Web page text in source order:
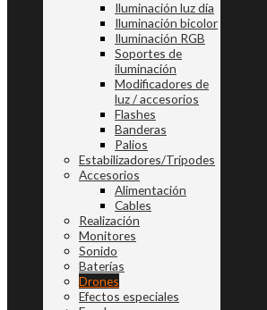
Iluminación luz día
Iluminación bicolor
Iluminación RGB
Soportes de
iluminación
Modificadores de
luz / accesorios
Flashes
Banderas
Palios
Estabilizadores/Trípodes
Accesorios
Alimentación
Cables
Realización
Monitores
Sonido
Baterías
Drones
Efectos especiales